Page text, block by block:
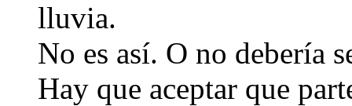
lluvia.
No es así. O no debería
Hay que aceptar que